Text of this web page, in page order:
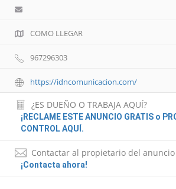
COMO LLEGAR
967296303
https://idncomunicacion.com/
¿ES DUEÑO O TRABAJA AQUÍ?
¡RECLAME ESTE ANUNCIO GRATIS o
CONTROL AQUÍ.
Contactar al propietario del anuncio
¡Contacta ahora!